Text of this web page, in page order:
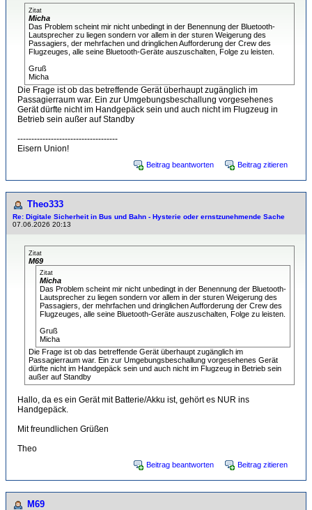
Zitat
Micha
Das Problem scheint mir nicht unbedingt in der Benennung der Bluetooth-
Lautsprecher zu liegen sondern vor allem in der sturen Weigerung des
Passagiers, der mehrfachen und dringlichen Aufforderung der Crew des
Flugzeuges, alle seine Bluetooth-Geräte auszuschalten, Folge zu leisten.
Gruß
Micha
Die Frage ist ob das betreffende Gerät überhaupt zugänglich im
Passagierraum war. Ein zur Umgebungsbeschallung vorgesehenes
Gerät dürfte nicht im Handgepäck sein und auch nicht im Flugzeug in
Betrieb sein außer auf Standby
------------------------------------
Eisern Union!
Beitrag beantworten Beitrag zitieren
Theo333
Re: Digitale Sicherheit in Bus und Bahn - Hysterie oder ernstzunehmende Sache
07.06.2026 20:13
Zitat
M69
Zitat
Micha
Das Problem scheint mir nicht unbedingt in der Benennung der Bluetooth-
Lautsprecher zu liegen sondern vor allem in der sturen Weigerung des
Passagiers, der mehrfachen und dringlichen Aufforderung der Crew des
Flugzeuges, alle seine Bluetooth-Geräte auszuschalten, Folge zu leisten.
Gruß
Micha
Die Frage ist ob das betreffende Gerät überhaupt zugänglich im
Passagierraum war. Ein zur Umgebungsbeschallung vorgesehenes Gerät
dürfte nicht im Handgepäck sein und auch nicht im Flugzeug in Betrieb sein
außer auf Standby
Hallo, da es ein Gerät mit Batterie/Akku ist, gehört es NUR ins
Handgepäck.
Mit freundlichen Grüßen
Theo
Beitrag beantworten Beitrag zitieren
M69